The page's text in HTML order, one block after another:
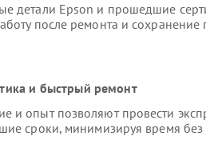
детали Epson и прошедшие
после ремонта и сохранение
и быстрый ремонт
и опыт позволяют провести
сроки, минимизируя время без